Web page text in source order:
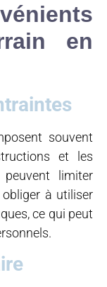
en
souvent
et les
peuvent limiter
à utiliser
ce qui peut